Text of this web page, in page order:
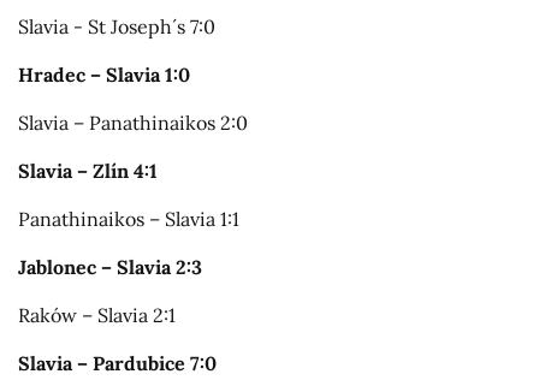
Slavia - St Joseph´s 7:0
Hradec – Slavia 1:0
Slavia – Panathinaikos 2:0
Slavia – Zlín 4:1
Panathinaikos – Slavia 1:1
Jablonec – Slavia 2:3
Raków – Slavia 2:1
Slavia – Pardubice 7:0